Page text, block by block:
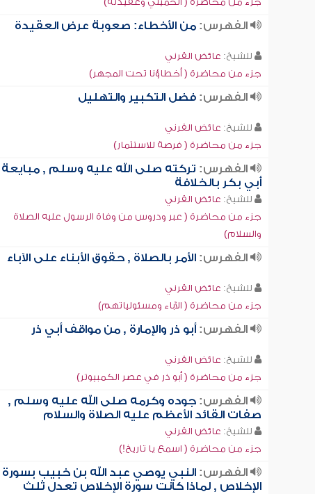
الفهرس:من الأخطاء: صعوبة عرض العقيدة
للشيخ: عائض القرني
جزء من محاضرة ( أخطاؤنا تحت المجهر)
الفهرس:فضل التكبير والتهليل
للشيخ: عائض القرني
جزء من محاضرة ( فرصة للاستثمار)
الفهرس: تركته صلى الله عليه وسلم , مبايعة
أبي بكر بالخلافة
للشيخ: عائض القرني
جزء من محاضرة ( عبر ودروس من وفاة الرسول عليه الصلاة
والسلام)
الفهرس:الأمر بالصلاة , حقوق الأبناء على الآباء
للشيخ: عائض القرني
جزء من محاضرة ( الآباء ومسئولياتهم)
الفهرس:أبو ذر والإمارة , من مواقف أبي ذر
للشيخ: عائض القرني
جزء من محاضرة ( أبو ذر في عصر الكمبيوتر)
الفهرس:جوده وكرمه صلى الله عليه وسلم ,
صفات القائد الأعظم عليه الصلاة والسلام
للشيخ: عائض القرني
جزء من محاضرة ( اسمع يا تاريخ!)
الفهرس:النبي يوصي عبد الله بن خبيب بسورة
الإخلاص , لماذا كانت سورة الإخلاص تعدل ثلث